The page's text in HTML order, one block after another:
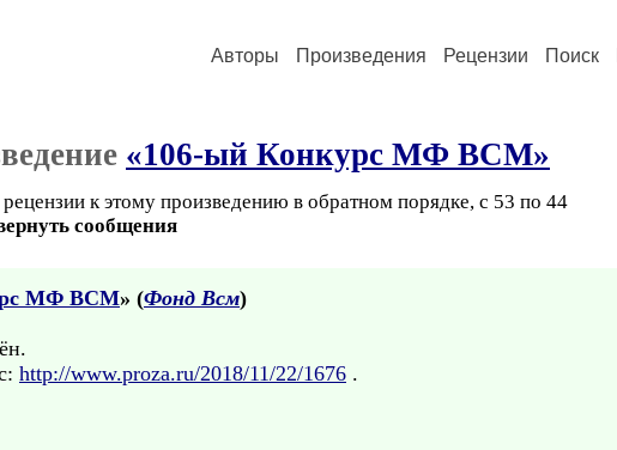
Авторы Произведения Рецензии Поиск
«106-ый Конкурс МФ ВСМ»
к этому произведению в обратном порядке, с 53 по 44
сообщения
МФ ВСМ» (Фонд Всм)
http://www.proza.ru/2018/11/22/1676 .